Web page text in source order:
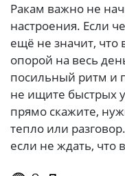
Ракам важно не
настроения. Если
ещё не значит, что
опорой на весь
посильный ритм и
не ищите быстрых
прямо скажите,
тепло или
если не ждать, что